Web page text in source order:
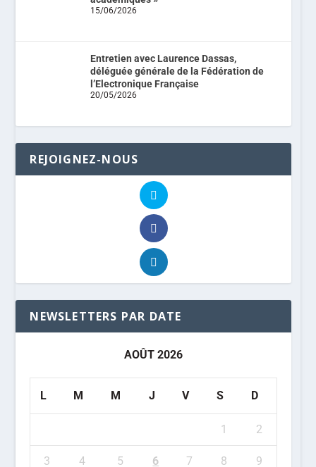
15/06/2026
Entretien avec Laurence Dassas,
déléguée générale de la Fédération de
l’Electronique Française
20/05/2026
REJOIGNEZ-NOUS
NEWSLETTERS PAR DATE
AOÛT 2026
L M M J V S D
1 2
3 4 5 6 7 8 9